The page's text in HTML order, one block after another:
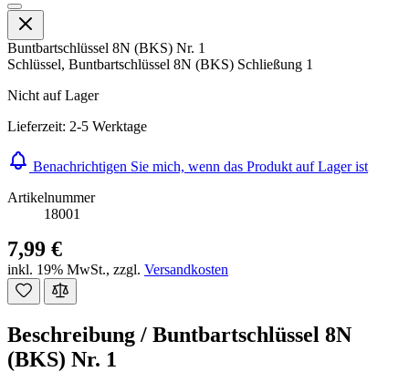
Buntbartschlüssel 8N (BKS) Nr. 1
Schlüssel, Buntbartschlüssel 8N (BKS) Schließung 1
Nicht auf Lager
Lieferzeit: 2-5 Werktage
Benachrichtigen Sie mich, wenn das Produkt auf Lager ist
Artikelnummer
18001
7,99 €
inkl. 19% MwSt., zzgl. Versandkosten
Beschreibung / Buntbartschlüssel 8N
(BKS) Nr. 1